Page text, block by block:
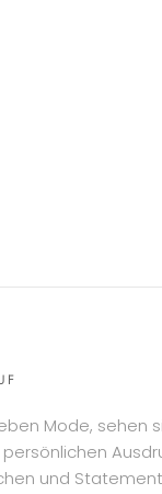
Mode, sehen
und